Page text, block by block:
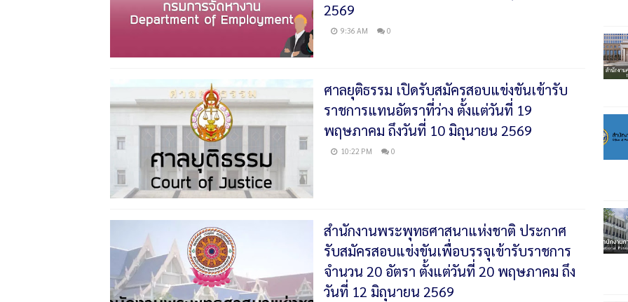
2569
9:36 AM 0
ศาลยุติธรรม เปิดรับสมัครสอบแข่งขันเข้ารับ
ราชการแทนอัตราที่ว่าง ตั้งแต่วันที่ 19
พฤษภาคม ถึงวันที่ 10 มิถุนายน 2569
10:22 PM 0
สำนักงานพระพุทธศาสนาแห่งชาติ ประกาศ
รับสมัครสอบแข่งขันเพื่อบรรจุเข้ารับราชการ
จำนวน 20 อัตรา ตั้งแต่วันที่ 20 พฤษภาคม ถึง
วันที่ 12 มิถุนายน 2569